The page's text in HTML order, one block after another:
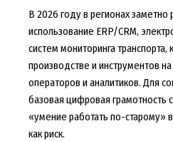
В 2026 году в регионах заметно
использование ERP/CRM,
систем мониторинга
производстве и инструментов
операторов и аналитиков. Для
базовая цифровая грамотность
«умение работать по-старому»
как риск.